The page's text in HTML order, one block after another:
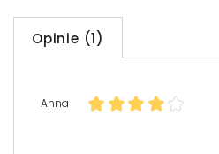
Opinie (1)
Anna